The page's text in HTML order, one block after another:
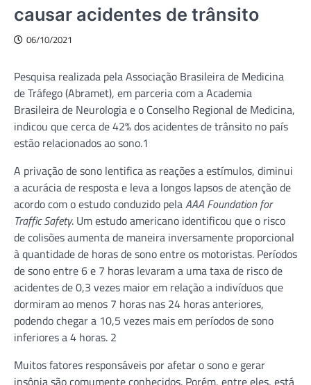
causar acidentes de trânsito
06/10/2021
Pesquisa realizada pela Associação Brasileira de Medicina
de Tráfego (Abramet), em parceria com a Academia
Brasileira de Neurologia e o Conselho Regional de Medicina,
indicou que cerca de 42% dos acidentes de trânsito no país
estão relacionados ao sono.1
A privação de sono lentifica as reações a estímulos, diminui
a acurácia de resposta e leva a longos lapsos de atenção de
acordo com o estudo conduzido pelaAAA Foundation for
Traffic Safety. Um estudo americano identificou que o risco
de colisões aumenta de maneira inversamente proporcional
à quantidade de horas de sono entre os motoristas. Períodos
de sono entre 6 e 7 horas levaram a uma taxa de risco de
acidentes de 0,3 vezes maior em relação a indivíduos que
dormiram ao menos 7 horas nas 24 horas anteriores,
podendo chegar a 10,5 vezes mais em períodos de sono
inferiores a 4 horas. 2
Muitos fatores responsáveis por afetar o sono e gerar
insônia são comumente conhecidos. Porém, entre eles, está